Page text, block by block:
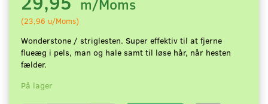
m/Moms
(23,96 u/Moms)
Wonderstone / striglesten. Super effektiv til at fjerne
flueæg i pels, man og hale samt til løse hår, når hesten
fælder.
På lager